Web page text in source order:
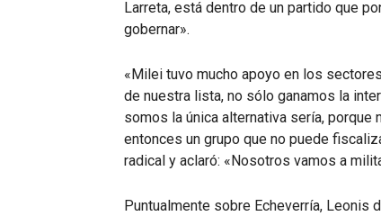
Larreta, está dentro de un partido que
gobernar».
«Milei tuvo mucho apoyo en los
de nuestra lista, no sólo ganamos la
somos la única alternativa sería,
entonces un grupo que no puede
radical y aclaró: «Nosotros vamos a
Puntualmente sobre Echeverría, Leonis